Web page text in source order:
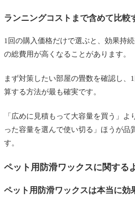
ランニングコストまで含めて比較
1回の購入価格だけで選ぶと、効果持
の総費用が高くなることがあります。
まず対策したい部屋の畳数を確認し、
算する方法が最も確実です。
「広めに見積もって大容量を買う」よ
った容量を選んで使い切る」ほうが品
す。
ペット用防滑ワックスに関する
ペット用防滑ワックスは本当に効